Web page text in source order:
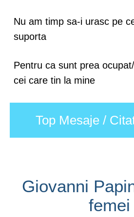
Nu am timp sa-i urasc pe
suporta
Pentru ca sunt prea
cei care tin la mine
Top Mesaje /
Giovanni
femei